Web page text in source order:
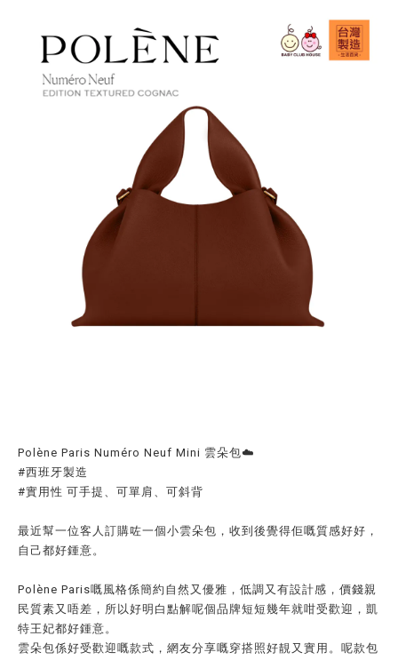
Polène Paris Numéro Neuf Mini 雲朵包☁️
#西班牙製造
#實用性 可手提、可單肩、可斜背
最近幫一位客人訂購咗一個小雲朵包，收到後覺得佢嘅質感好好，
自己都好鍾意。
Polène Paris嘅風格係簡約自然又優雅，低調又有設計感，價錢親
民質素又唔差，所以好明白點解呢個品牌短短幾年就咁受歡迎，凱
特王妃都好鍾意。
雲朵包係好受歡迎嘅款式，網友分享嘅穿搭照好靚又實用。呢款包